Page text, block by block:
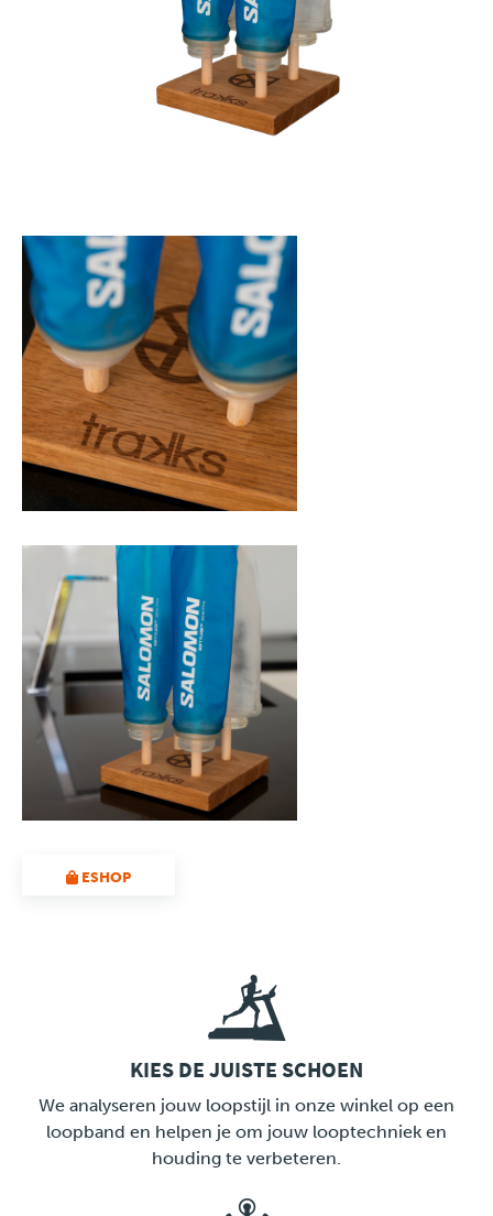
ESHOP
LINK
KIES DE JUISTE SCHOEN
We analyseren jouw loopstijl in onze winkel op een
loopband en helpen je om jouw looptechniek en
houding te verbeteren.